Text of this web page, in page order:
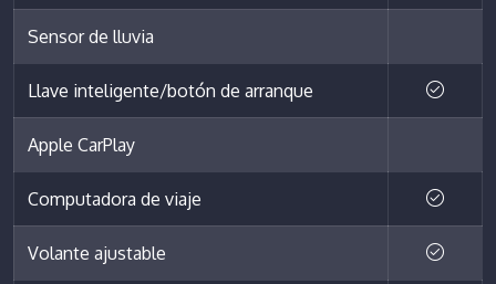
Sensor de lluvia
Llave inteligente/botón de arranque
Apple CarPlay
Computadora de viaje
Volante ajustable